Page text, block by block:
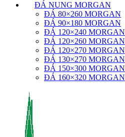
ĐÁ NUNG MORGAN
ĐÁ 80×260 MORGAN
ĐÁ 90×180 MORGAN
ĐÁ 120×240 MORGAN
ĐÁ 120×260 MORGAN
ĐÁ 120×270 MORGAN
ĐÁ 130×270 MORGAN
ĐÁ 150×300 MORGAN
ĐÁ 160×320 MORGAN